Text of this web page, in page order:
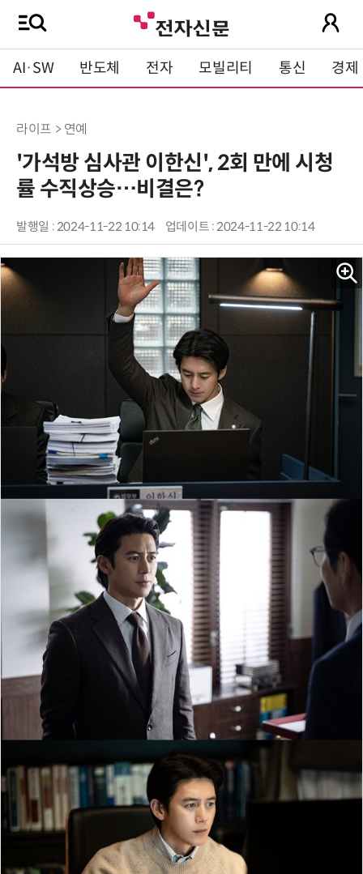
AI·SW 반도체 전자 모빌리티 통신 경제
라이프 > 연예
'가석방 심사관 이한신', 2회 만에 시청
률 수직상승…비결은?
발행일 : 2024-11-22 10:14 업데이트 : 2024-11-22 10:14